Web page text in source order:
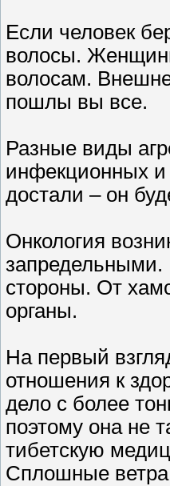
Если человек
волосы.
волосам.
пошлы вы все.
Разные виды
инфекционных и
достали – он
Онкология
запредельными.
стороны. От
органы.
На первый
отношения к
дело с более
поэтому она не
тибетскую
Сплошные